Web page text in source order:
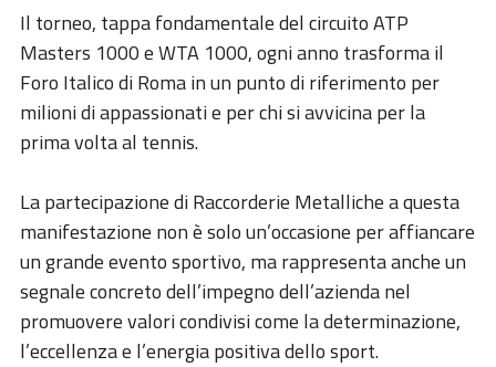
BIM
HIGHLIGHTS
CONTATTI
DOWNLOAD
Il torneo, tappa fondamentale del circuito ATP
Masters 1000 e WTA 1000, ogni anno trasforma il
Foro Italico di Roma in un punto di riferimento per
milioni di appassionati e per chi si avvicina per la
prima volta al tennis.
La partecipazione di Raccorderie Metalliche a questa
manifestazione non è solo un’occasione per affiancare
un grande evento sportivo, ma rappresenta anche un
segnale concreto dell’impegno dell’azienda nel
promuovere valori condivisi come la determinazione,
l’eccellenza e l’energia positiva dello sport.